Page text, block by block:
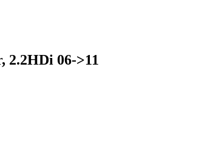
2.2HDi 06->11